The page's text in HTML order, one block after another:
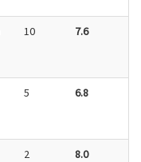
10 7.6
5 6.8
2 8.0